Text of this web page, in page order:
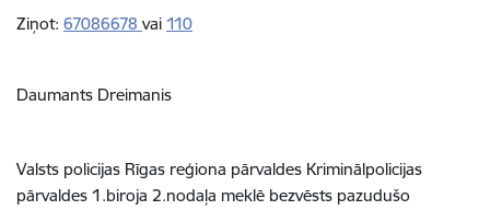
Ziņot: 67086678 vai 110
Daumants Dreimanis
Valsts policijas Rīgas reģiona pārvaldes Kriminālpolicijas
pārvaldes 1.biroja 2.nodaļa meklē bezvēsts pazudušo